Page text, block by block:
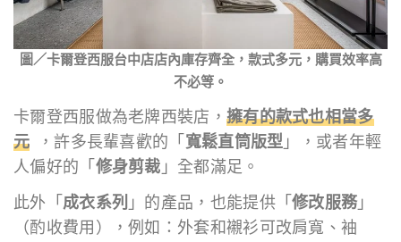
圖／卡爾登西服台中店店內庫存齊全，款式多元，購買效率高
不必等。
卡爾登西服做為老牌西裝店， 擁有的款式也相當多
元 ，許多長輩喜歡的「 寬鬆直筒版型 」，或者年輕
人偏好的「 修身剪裁 」全都滿足。
此外「 成衣系列 」的產品，也能提供「修改服務 」
（酌收費用），例如：外套和襯衫可改肩寬、袖